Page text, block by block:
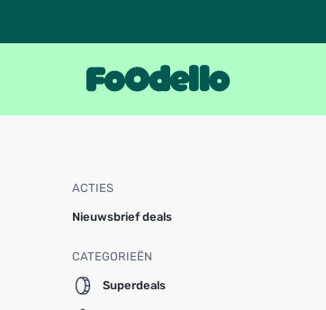
ACTIES
Nieuwsbrief deals
CATEGORIEËN
Superdeals